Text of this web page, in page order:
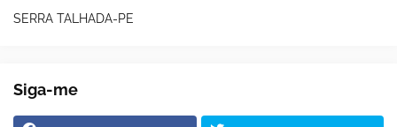
SERRA TALHADA-PE
Siga-me